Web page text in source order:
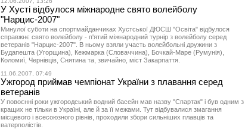
У Хусті відбулося міжнародне свято волейболу
"Нарцис-2007"
Минулої суботи на спортмайданчиках Хустської ДЮСШ "Освіта" відбулося
справжнє свято волейболу - п'ятий міжнародний турнір з волейболу серед
ветеранів "Нарцис-2007". В ньому взяли участь волейбольні дружини з
Будапешта (Угорщина), Кежмарка (Словаччина), Бочкай-Маре (Румунія),
Коломиї, Чернівців, Снятина та, звичайно, міст Закарпаття.
11.06.2007, 07:49
Ужгород приймав чемпіонат України з плавання серед
ветеранів
У повоєнні роки ужгородський водний басейн мав назву "Спартак" і був одним з
кращих не тільки в Україні, але й за її межами. Тут відбувалися змагання
місцевого і всесоюзного рівнів, проходили збори сильніших плавців та
ватерполістів.